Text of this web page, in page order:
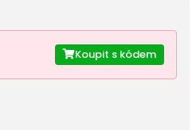
Koupit s kódem